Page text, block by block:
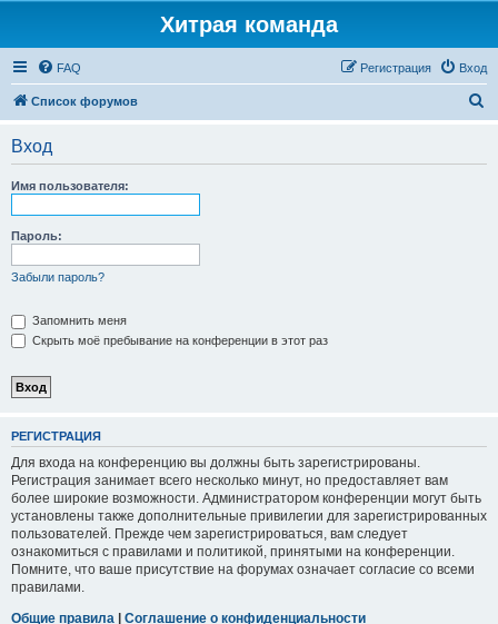
Хитрая команда
FAQ Вход
Регистрация
Список форумов
Вход
Имя пользователя:
Пароль:
Забыли пароль?
Запомнить меня
Скрыть моё пребывание на конференции в этот раз
РЕГИСТРАЦИЯ
Для входа на конференцию вы должны быть зарегистрированы.
Регистрация занимает всего несколько минут, но предоставляет вам
более широкие возможности. Администратором конференции могут быть
установлены также дополнительные привилегии для зарегистрированных
пользователей. Прежде чем зарегистрироваться, вам следует
ознакомиться с правилами и политикой, принятыми на конференции.
Помните, что ваше присутствие на форумах означает согласие со всеми
правилами.
Общие правила | Соглашение о конфиденциальности